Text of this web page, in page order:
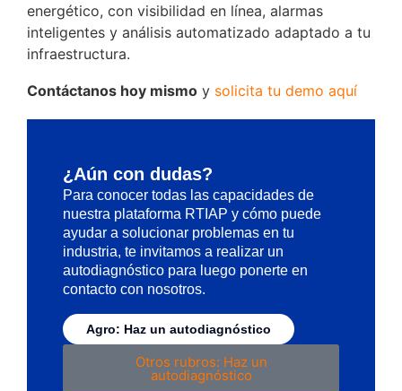
energético, con visibilidad en línea, alarmas
inteligentes y análisis automatizado adaptado a tu
infraestructura.
Contáctanos hoy mismo y solicita tu demo aquí
¿Aún con dudas?
Para conocer todas las capacidades de
nuestra plataforma RTIAP y cómo puede
ayudar a solucionar problemas en tu
industria, te invitamos a realizar un
autodiagnóstico para luego ponerte en
contacto con nosotros.
Agro: Haz un autodiagnóstico
Otros rubros: Haz un
autodiagnóstico